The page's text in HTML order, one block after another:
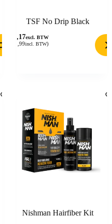
TSF No Drip Black
18,17excl. BTW
21,99incl. BTW)
Nishman Hairfiber Kit